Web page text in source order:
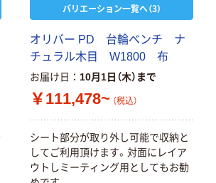
バリエーション一覧へ（3）
オリバー PD 台輪ベンチ ナ
チュラル木目 W1800 布
お届け日 10月1日（木）まで
￥111,478~ （税込）
シート部分が取り外し可能で収納と
してご利用頂けます。対面にレイア
ウトしミーティング用としてもお勧